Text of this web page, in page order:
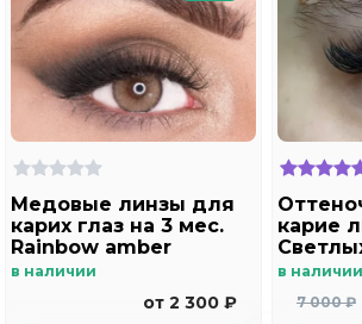
Медовые линзы для
карих глаз на 3 мес.
Rainbow amber
в наличии
от 2 300 ₽
карие
Solo
карие
в наличии
7 000 ₽